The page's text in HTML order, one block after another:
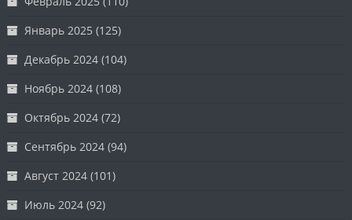
Январь 2025 (125)
Декабрь 2024 (104)
Ноябрь 2024 (108)
Октябрь 2024 (72)
Сентябрь 2024 (94)
Август 2024 (101)
Июль 2024 (92)